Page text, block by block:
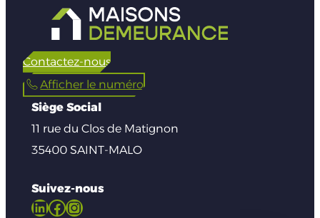
Contactez-nous
Afficher le numéro
Siège Social
11 rue du Clos de Matignon
35400 SAINT-MALO
Suivez-nous
LinkedIn Facebook Instagram